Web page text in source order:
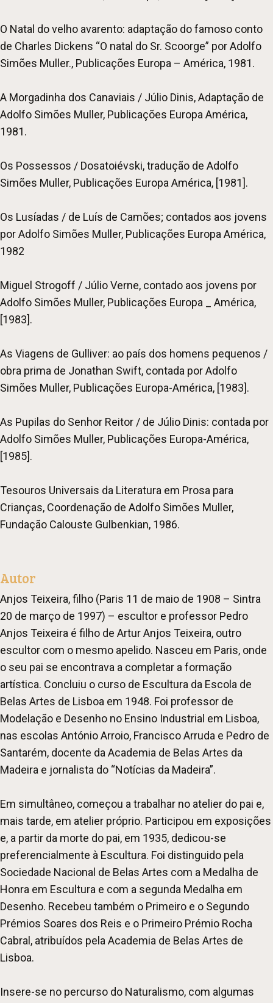
O Natal do velho avarento: adaptação do famoso conto
de Charles Dickens “O natal do Sr. Scoorge” por Adolfo
Simões Muller., Publicações Europa – América, 1981.
A Morgadinha dos Canaviais / Júlio Dinis, Adaptação de
Adolfo Simões Muller, Publicações Europa América,
1981.
Os Possessos / Dosatoiévski, tradução de Adolfo
Simões Muller, Publicações Europa América, [1981].
Os Lusíadas / de Luís de Camões; contados aos jovens
por Adolfo Simões Muller, Publicações Europa América,
1982
Miguel Strogoff / Júlio Verne, contado aos jovens por
Adolfo Simões Muller, Publicações Europa _ América,
[1983].
As Viagens de Gulliver: ao país dos homens pequenos /
obra prima de Jonathan Swift, contada por Adolfo
Simões Muller, Publicações Europa-América, [1983].
As Pupilas do Senhor Reitor / de Júlio Dinis: contada por
Adolfo Simões Muller, Publicações Europa-América,
[1985].
Tesouros Universais da Literatura em Prosa para
Crianças, Coordenação de Adolfo Simões Muller,
Fundação Calouste Gulbenkian, 1986.
Autor
Anjos Teixeira, filho (Paris 11 de maio de 1908 – Sintra
20 de março de 1997) – escultor e professor Pedro
Anjos Teixeira é filho de Artur Anjos Teixeira, outro
escultor com o mesmo apelido. Nasceu em Paris, onde
o seu pai se encontrava a completar a formação
artística. Concluiu o curso de Escultura da Escola de
Belas Artes de Lisboa em 1948. Foi professor de
Modelação e Desenho no Ensino Industrial em Lisboa,
nas escolas António Arroio, Francisco Arruda e Pedro de
Santarém, docente da Academia de Belas Artes da
Madeira e jornalista do “Notícias da Madeira”.
Em simultâneo, começou a trabalhar no atelier do pai e,
mais tarde, em atelier próprio. Participou em exposições
e, a partir da morte do pai, em 1935, dedicou-se
preferencialmente à Escultura. Foi distinguido pela
Sociedade Nacional de Belas Artes com a Medalha de
Honra em Escultura e com a segunda Medalha em
Desenho. Recebeu também o Primeiro e o Segundo
Prémios Soares dos Reis e o Primeiro Prémio Rocha
Cabral, atribuídos pela Academia de Belas Artes de
Lisboa.
Insere-se no percurso do Naturalismo, com algumas